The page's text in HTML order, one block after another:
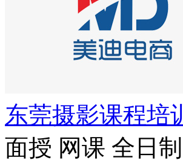
东莞摄影课程培
面授 网课 全日制